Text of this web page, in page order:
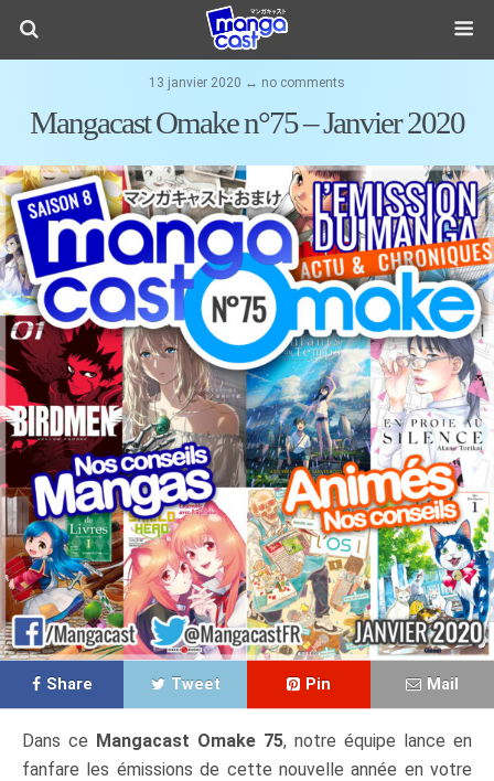
13 janvier 2020 ↔ no comments
Mangacast Omake n°75 – Janvier 2020
Share Tweet Pin Mail
Dans ce Mangacast Omake 75, notre équipe lance en
fanfare les émissions de cette nouvelle année en votre